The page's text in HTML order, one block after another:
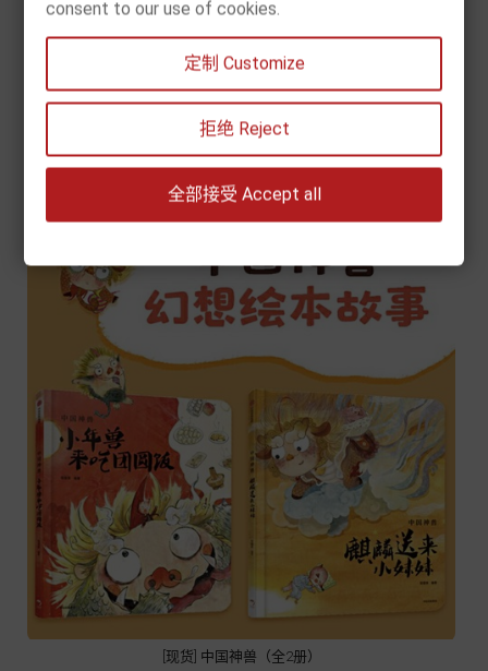
價
格
Add to cart
[现货] 中国神兽（全2册）
consent to our use of cookies.
定制 Customize
拒绝 Reject
全部接受 Accept all